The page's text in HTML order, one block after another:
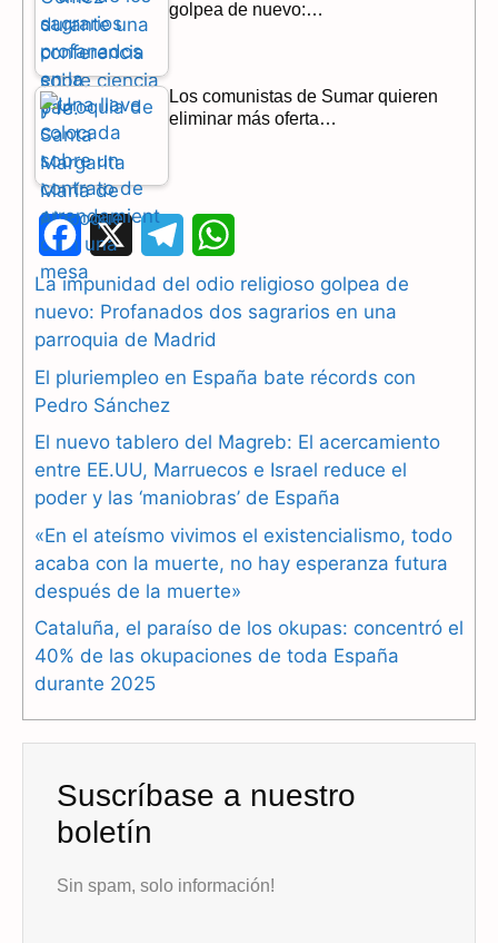
golpea de nuevo:…
Los comunistas de Sumar quieren
eliminar más oferta…
F
a
c
b
o
o
k
e
l
r
a
m
h
a
A
p
p
La impunidad del odio religioso golpea de
nuevo: Profanados dos sagrarios en una
parroquia de Madrid
El pluriempleo en España bate récords con
Pedro Sánchez
El nuevo tablero del Magreb: El acercamiento
entre EE.UU, Marruecos e Israel reduce el
poder y las ‘maniobras’ de España
«En el ateísmo vivimos el existencialismo, todo
acaba con la muerte, no hay esperanza futura
después de la muerte»
Cataluña, el paraíso de los okupas: concentró el
40% de las okupaciones de toda España
durante 2025
Suscríbase a nuestro
boletín
Sin spam, solo información!